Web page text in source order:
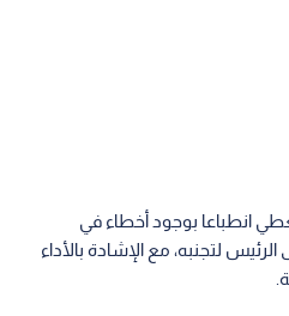
انطباعا بوجود أخطاء في
لتجنبه، مع الإشادة بالأداء